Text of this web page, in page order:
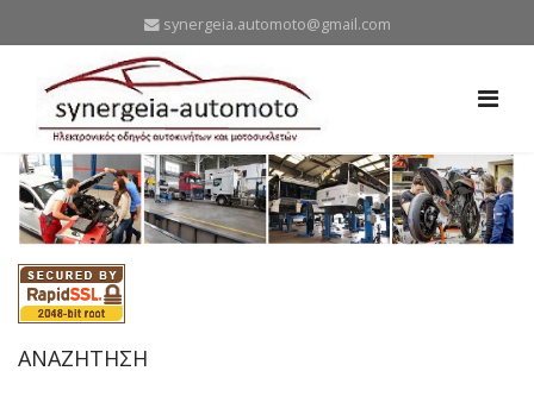
synergeia.automoto@gmail.com
ΑΝΑΖΗΤΗΣΗ